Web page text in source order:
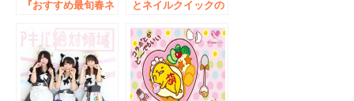
『おすすめ最旬春ネ
ンドカラーを使用し
た小花柄ネイルな
ど、2016年3月の新
作ネイルデザイン5
種を提案！
とネイルクイックの
実施中